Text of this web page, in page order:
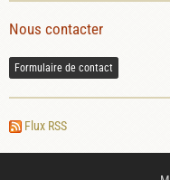
Nous contacter
Formulaire de contact
Flux RSS